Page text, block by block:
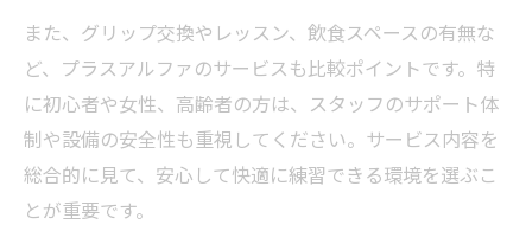
また、グリップ交換やレッスン、飲食スペースの有無な
ど、プラスアルファのサービスも比較ポイントです。特
に初心者や女性、高齢者の方は、スタッフのサポート体
制や設備の安全性も重視してください。サービス内容を
総合的に見て、安心して快適に練習できる環境を選ぶこ
とが重要です。